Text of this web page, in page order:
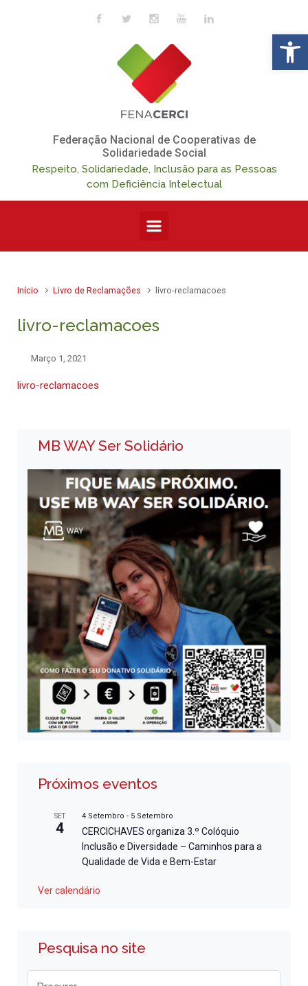
Skip to main content
Federação Nacional de Cooperativas de
Solidariedade Social
Respeito, Solidariedade, Inclusão para as Pessoas
com Deficiência Intelectual
Início Livro de Reclamações livro-reclamacoes
livro-reclamacoes
Março 1, 2021
livro-reclamacoes
MB WAY Ser Solidário
Próximos eventos
SET
4
4 Setembro - 5 Setembro
CERCICHAVES organiza 3.º Colóquio
Inclusão e Diversidade – Caminhos para a
Qualidade de Vida e Bem-Estar
Ver calendário
Pesquisa no site